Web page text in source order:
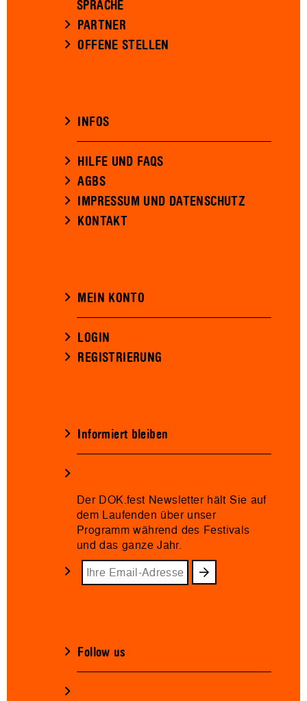
SPRACHE
PARTNER
OFFENE STELLEN
INFOS
HILFE UND FAQS
AGBS
IMPRESSUM UND DATENSCHUTZ
KONTAKT
MEIN KONTO
LOGIN
REGISTRIERUNG
Informiert bleiben
Der DOK.fest Newsletter hält Sie auf
dem Laufenden über unser
Programm während des Festivals
und das ganze Jahr.
Follow us